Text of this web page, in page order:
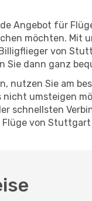
Angebot für
möchten. Mit
von
Sie dann ganz
nutzen Sie am
umsteigen
schnellsten
von Stuttgart